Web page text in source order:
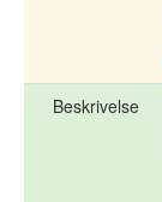
Beskrivelse